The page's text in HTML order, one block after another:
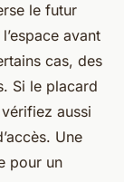
le futur
avant
cas, des
Si le placard
aussi
Une
pour un